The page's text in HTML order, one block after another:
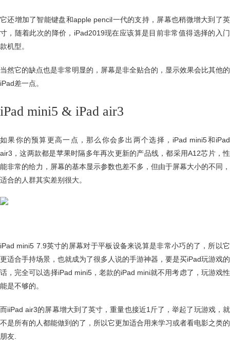
它还增加了智能键盘和apple pencil一代的支持，屏幕也稍微增大到了英
寸，随着此次的降价，iPad2019现在应该算是目前非常值得选择的入门
款机型。
当然它的缺点也是非常明显的，屏幕是非全贴合的，显示效果会比其他的
iPad差一点。
iPad mini5 & iPad air3
如果你的预算更高一点，那么你会多出两个选择，iPad mini5和iPad
air3，这两款都是苹果时隔多年再次更新的产品线，都采用A12芯片，性
能非常的给力，屏幕的基本显示参数也差不多，但由于屏幕大小的不同，
适合的人群其实差别很大。
iPad mini5 7.9英寸的屏幕对于平板设备来说算是非常小巧的了，所以它
更适合手持场景，也就成为了很多人说的手游神器，要是买iPad玩游戏的
话，完全可以选择iPad mini5，老款的iPad mini就不用考虑了，玩游戏性
能是不够的。
而iiPad air3的屏幕增大到了英寸，重量也接近1斤了，举起了玩游戏，就
不是所有的人都能做到的了，所以它更加适合用来学习或者看电影之类的
朋友.